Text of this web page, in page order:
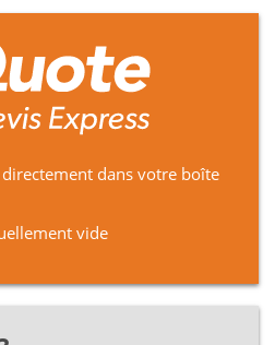
3
dans votre boîte
vide